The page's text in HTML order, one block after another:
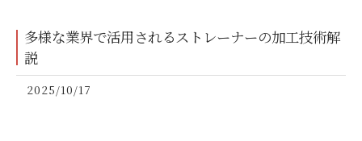
多様な業界で活用されるストレーナーの加工技術解
説
2025/10/17